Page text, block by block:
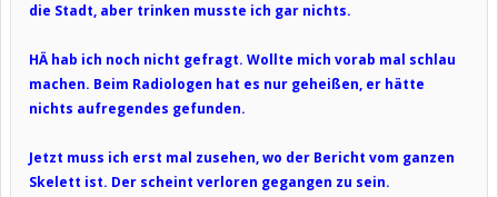
die Stadt, aber trinken musste ich gar nichts.
HÄ hab ich noch nicht gefragt. Wollte mich vorab mal schlau
machen. Beim Radiologen hat es nur geheißen, er hätte
nichts aufregendes gefunden.
Jetzt muss ich erst mal zusehen, wo der Bericht vom ganzen
Skelett ist. Der scheint verloren gegangen zu sein.